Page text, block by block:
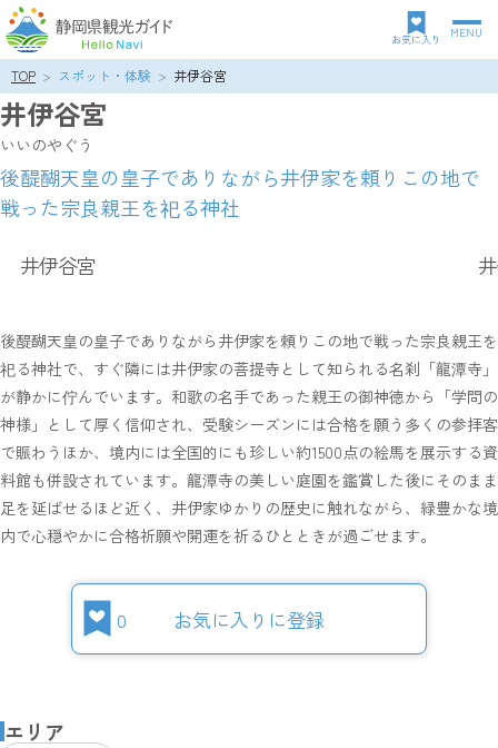
グ
ロ
ビ
お気に入り MENU
パ
ン
ク
ズ
リ
ス
TOP スポット・体験 井伊谷宮
井伊谷宮
いいのやぐう
後醍醐天皇の皇子でありながら井伊家を頼りこの地で
戦った宗良親王を祀る神社
井伊谷宮
後醍醐天皇の皇子でありながら井伊家を頼りこの地で戦った宗良親王を
祀る神社で、すぐ隣には井伊家の菩提寺として知られる名刹「龍潭寺」
が静かに佇んでいます。和歌の名手であった親王の御神徳から「学問の
神様」として厚く信仰され、受験シーズンには合格を願う多くの参拝客
で賑わうほか、境内には全国的にも珍しい約1500点の絵馬を展示する資
料館も併設されています。龍潭寺の美しい庭園を鑑賞した後にそのまま
足を延ばせるほど近く、井伊家ゆかりの歴史に触れながら、緑豊かな境
内で心穏やかに合格祈願や開運を祈るひとときが過ごせます。
0 お気に入りに登録
エリア